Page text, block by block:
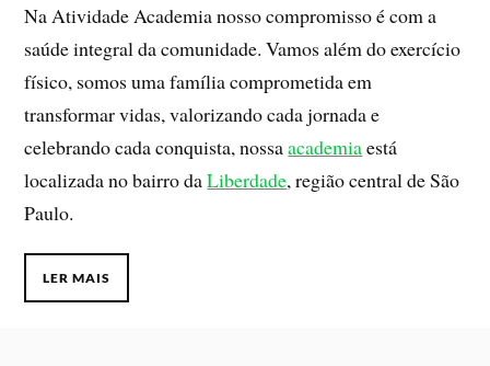
Na Atividade Academia nosso compromisso é com a
saúde integral da comunidade. Vamos além do exercício
físico, somos uma família comprometida em
transformar vidas, valorizando cada jornada e
celebrando cada conquista, nossaacademiaestá
localizada no bairro daLiberdade, região central de São
Paulo.
LER MAIS